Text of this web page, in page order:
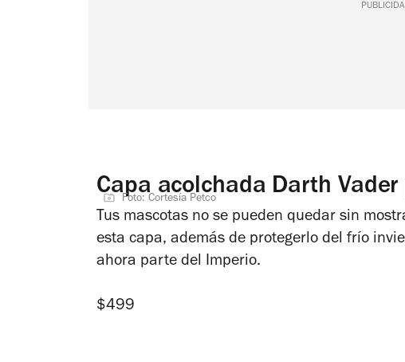
Capa acolchada Darth
Foto: Cortesía Petco
Tus mascotas no se pueden quedar sin
esta capa, además de protegerlo del frío
ahora parte del Imperio.
$499